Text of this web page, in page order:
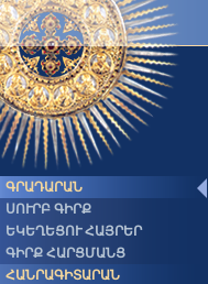
ԳՐԱԴԱՐԱՆ
ՍՈՒՐԲ ԳԻՐՔ
ԵԿԵՂԵՑՈՒ ՀԱՅՐԵՐ
ԳԻՐՔ ՀԱՐՑՄԱՆՑ
ՀԱՆՐԱԳԻՏԱՐԱՆ